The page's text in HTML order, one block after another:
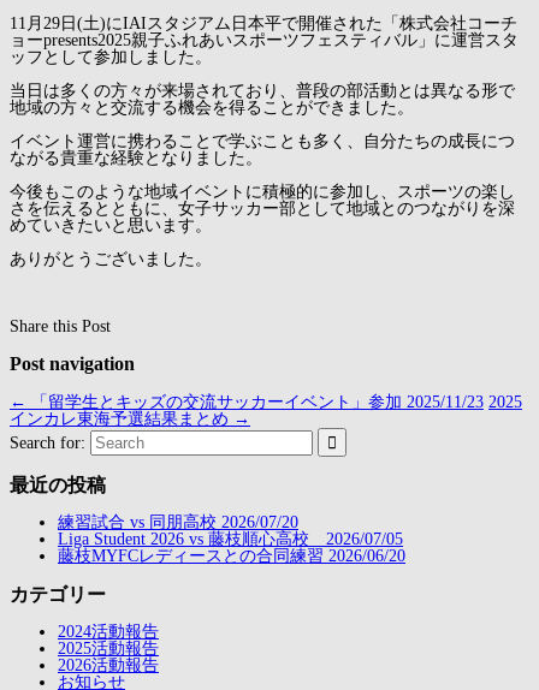
11月29日(土)にIAIスタジアム日本平で開催された「株式会社コーチ
ョーpresents2025親子ふれあいスポーツフェスティバル」に運営スタ
ッフとして参加しました。
当日は多くの方々が来場されており、普段の部活動とは異なる形で
地域の方々と交流する機会を得ることができました。
イベント運営に携わることで学ぶことも多く、自分たちの成長につ
ながる貴重な経験となりました。
今後もこのような地域イベントに積極的に参加し、スポーツの楽し
さを伝えるとともに、女子サッカー部として地域とのつながりを深
めていきたいと思います。
ありがとうございました。
Share this Post
Post navigation
← 「留学生とキッズの交流サッカーイベント」参加 2025/11/23 2025
インカレ東海予選結果まとめ →
Search for:
最近の投稿
練習試合 vs 同朋高校 2026/07/20
Liga Student 2026 vs 藤枝順心高校 2026/07/05
藤枝MYFCレディースとの合同練習 2026/06/20
カテゴリー
2024活動報告
2025活動報告
2026活動報告
お知らせ